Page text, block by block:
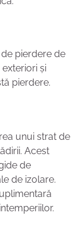
pierdere de
și
pierdere.
unui strat de
Acest
de
de izolare.